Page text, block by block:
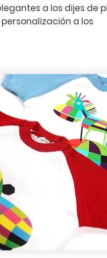
a los dijes de
a los